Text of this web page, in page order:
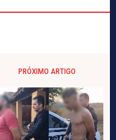
PRÓXIMO ARTIGO